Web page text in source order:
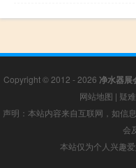
Copyright © 2012 - 2026 净水器展
网站地图 | 疑
声明：本站内容来自互联网，如信
会
本站仅为个人兴趣